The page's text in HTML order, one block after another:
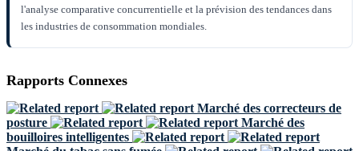
l'analyse comparative concurrentielle et la prévision des tendances dans
les industries de consommation mondiales.
Rapports Connexes
Marché des correcteurs de
posture
Marché des
bouilloires intelligentes